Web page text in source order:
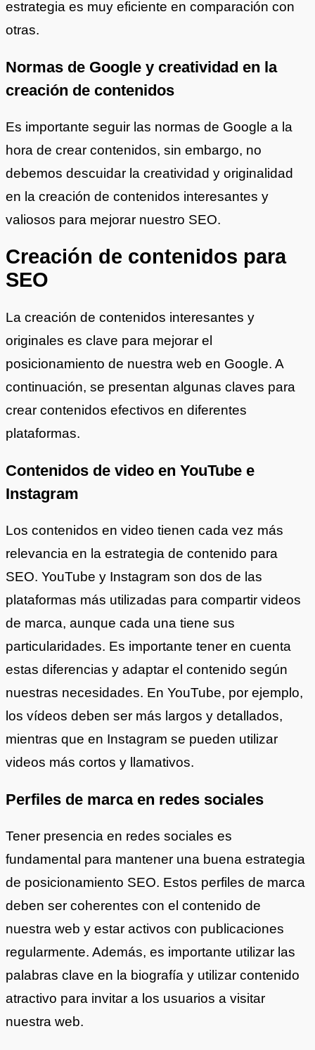
estrategia es muy eficiente en comparación con
otras.
Normas de Google y creatividad en la
creación de contenidos
Es importante seguir las normas de Google a la
hora de crear contenidos, sin embargo, no
debemos descuidar la creatividad y originalidad
en la creación de contenidos interesantes y
valiosos para mejorar nuestro SEO.
Creación de contenidos para
SEO
La creación de contenidos interesantes y
originales es clave para mejorar el
posicionamiento de nuestra web en Google. A
continuación, se presentan algunas claves para
crear contenidos efectivos en diferentes
plataformas.
Contenidos de video en YouTube e
Instagram
Los contenidos en video tienen cada vez más
relevancia en la estrategia de contenido para
SEO. YouTube y Instagram son dos de las
plataformas más utilizadas para compartir videos
de marca, aunque cada una tiene sus
particularidades. Es importante tener en cuenta
estas diferencias y adaptar el contenido según
nuestras necesidades. En YouTube, por ejemplo,
los vídeos deben ser más largos y detallados,
mientras que en Instagram se pueden utilizar
videos más cortos y llamativos.
Perfiles de marca en redes sociales
Tener presencia en redes sociales es
fundamental para mantener una buena estrategia
de posicionamiento SEO. Estos perfiles de marca
deben ser coherentes con el contenido de
nuestra web y estar activos con publicaciones
regularmente. Además, es importante utilizar las
palabras clave en la biografía y utilizar contenido
atractivo para invitar a los usuarios a visitar
nuestra web.